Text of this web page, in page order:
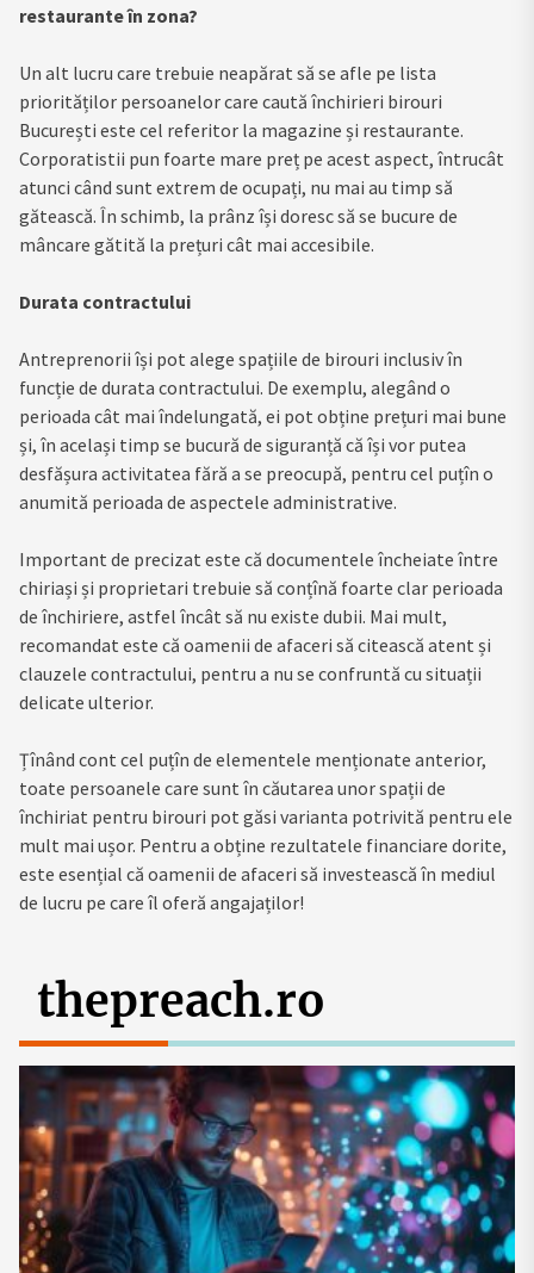
restaurante în zona?
Un alt lucru care trebuie neapărat să se afle pe lista
priorităților persoanelor care caută închirieri birouri
București este cel referitor la magazine și restaurante.
Corporatistii pun foarte mare preț pe acest aspect, întrucât
atunci când sunt extrem de ocupați, nu mai au timp să
gătească. În schimb, la prânz își doresc să se bucure de
mâncare gătită la prețuri cât mai accesibile.
Durata contractului
Antreprenorii își pot alege spațiile de birouri inclusiv în
funcție de durata contractului. De exemplu, alegând o
perioada cât mai îndelungată, ei pot obține prețuri mai bune
și, în același timp se bucură de siguranță că își vor putea
desfășura activitatea fără a se preocupă, pentru cel puțîn o
anumită perioada de aspectele administrative.
Important de precizat este că documentele încheiate între
chiriași și proprietari trebuie să conțînă foarte clar perioada
de închiriere, astfel încât să nu existe dubii. Mai mult,
recomandat este că oamenii de afaceri să citească atent și
clauzele contractului, pentru a nu se confruntă cu situații
delicate ulterior.
Țînând cont cel puțîn de elementele menționate anterior,
toate persoanele care sunt în căutarea unor spații de
închiriat pentru birouri pot găsi varianta potrivită pentru ele
mult mai ușor. Pentru a obține rezultatele financiare dorite,
este esențial că oamenii de afaceri să investească în mediul
de lucru pe care îl oferă angajaților!
thepreach.ro